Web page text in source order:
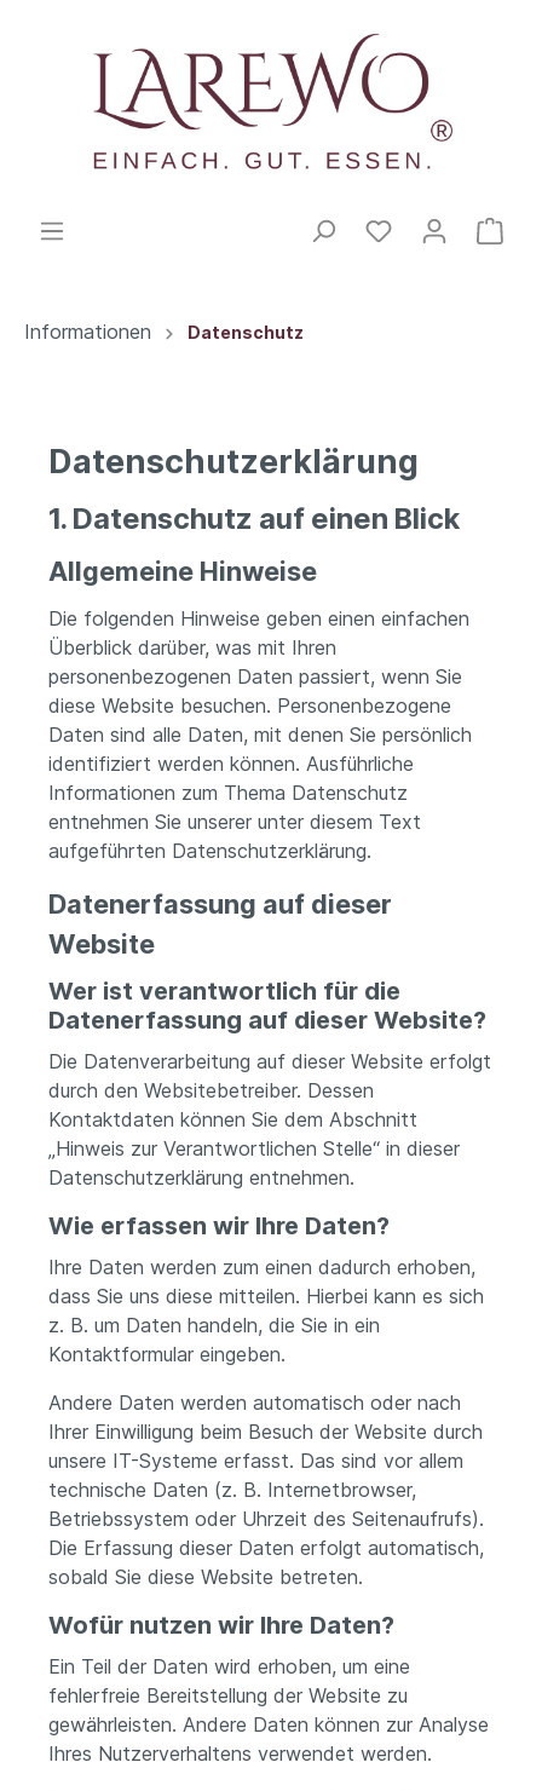
Informationen Datenschutz
Datenschutz­erklärung
1. Datenschutz auf einen Blick
Allgemeine Hinweise
Die folgenden Hinweise geben einen einfachen
Überblick darüber, was mit Ihren
personenbezogenen Daten passiert, wenn Sie
diese Website besuchen. Personenbezogene
Daten sind alle Daten, mit denen Sie persönlich
identifiziert werden können. Ausführliche
Informationen zum Thema Datenschutz
entnehmen Sie unserer unter diesem Text
aufgeführten Datenschutzerklärung.
Datenerfassung auf dieser
Website
Wer ist verantwortlich für die
Datenerfassung auf dieser Website?
Die Datenverarbeitung auf dieser Website erfolgt
durch den Websitebetreiber. Dessen
Kontaktdaten können Sie dem Abschnitt
„Hinweis zur Verantwortlichen Stelle“ in dieser
Datenschutzerklärung entnehmen.
Wie erfassen wir Ihre Daten?
Ihre Daten werden zum einen dadurch erhoben,
dass Sie uns diese mitteilen. Hierbei kann es sich
z. B. um Daten handeln, die Sie in ein
Kontaktformular eingeben.
Andere Daten werden automatisch oder nach
Ihrer Einwilligung beim Besuch der Website durch
unsere IT-Systeme erfasst. Das sind vor allem
technische Daten (z. B. Internetbrowser,
Betriebssystem oder Uhrzeit des Seitenaufrufs).
Die Erfassung dieser Daten erfolgt automatisch,
sobald Sie diese Website betreten.
Wofür nutzen wir Ihre Daten?
Ein Teil der Daten wird erhoben, um eine
fehlerfreie Bereitstellung der Website zu
gewährleisten. Andere Daten können zur Analyse
Ihres Nutzerverhaltens verwendet werden.